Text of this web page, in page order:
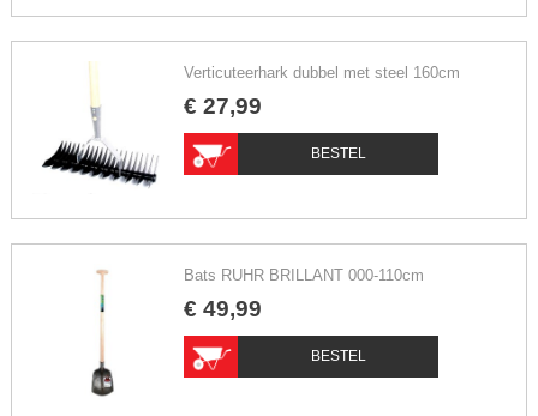
Verticuteerhark dubbel met steel 160cm
€ 27,99
BESTEL
Bats RUHR BRILLANT 000-110cm
€ 49,99
BESTEL